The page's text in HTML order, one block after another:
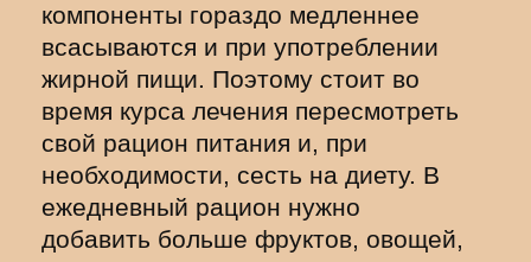
компоненты гораздо медленнее
всасываются и при употреблении
жирной пищи. Поэтому стоит во
время курса лечения пересмотреть
свой рацион питания и, при
необходимости, сесть на диету. В
ежедневный рацион нужно
добавить больше фруктов, овощей,